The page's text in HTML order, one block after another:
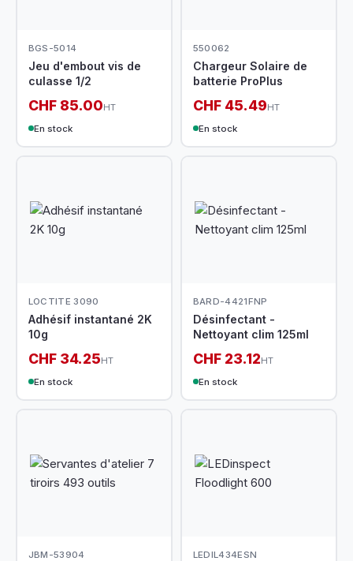
BGS-5014
Jeu d'embout vis de
culasse 1/2
CHF 85.00HT
En stock
550062
Chargeur Solaire de
batterie ProPlus
CHF 45.49HT
En stock
LOCTITE 3090
Adhésif instantané 2K
10g
CHF 34.25HT
En stock
BARD-4421FNP
Désinfectant -
Nettoyant clim 125ml
CHF 23.12HT
En stock
JBM-53904 LEDIL434ESN